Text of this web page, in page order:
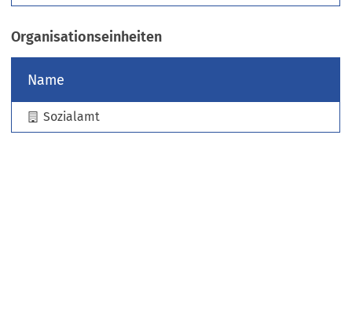
a
)
Organisationseinheiten
Name
Sozialamt